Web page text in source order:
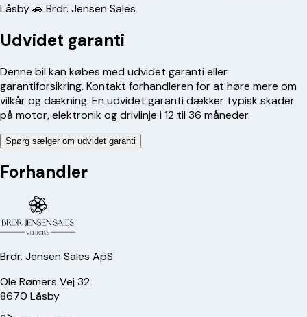
Låsby 🚗 Brdr. Jensen Sales
Udvidet garanti
Denne bil kan købes med udvidet garanti eller
garantiforsikring. Kontakt forhandleren for at høre mere om
vilkår og dækning. En udvidet garanti dækker typisk skader
på motor, elektronik og drivlinje i 12 til 36 måneder.
Spørg sælger om udvidet garanti
Forhandler
Brdr. Jensen Sales ApS
Ole Rømers Vej 32
8670 Låsby